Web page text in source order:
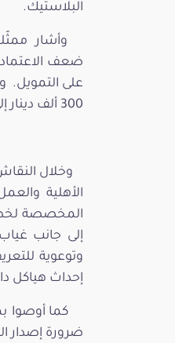
البلاستيك.
وأشار
ضعف
على التمويل.
300 ألف دينار إلى 1 مليون دينار.
وخلال
الأهلية
المخصصة
إلى جانب
وتوعوية
إحداث هياكل
كما أوصوا
ضرورة إصدار